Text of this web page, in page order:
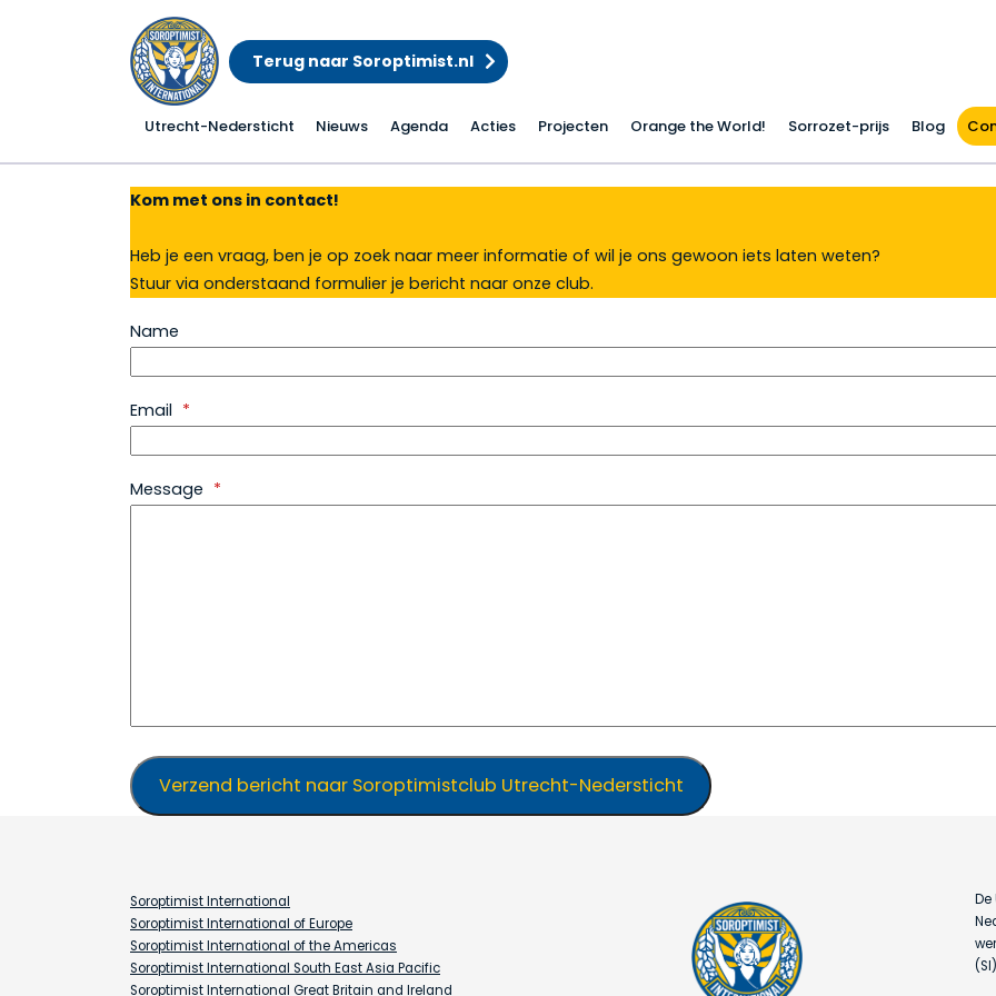
Terug naar Soroptimist.nl
Utrecht-Nedersticht Nieuws Agenda Acties Projecten Orange the World! Sorrozet-prijs Blog
ContactKom met ons in contact!
Heb je een vraag, ben je op zoek naar meer informatie of wil je ons gewoon iets laten weten?
Stuur via onderstaand formulier je bericht naar onze club.
Name
Email *
Message *
Verzend bericht naar Soroptimistclub Utrecht-Nedersticht
Soroptimist International
Soroptimist International of Europe
Soroptimist International of the Americas
Soroptimist International South East Asia Pacific
Soroptimist International Great Britain and Ireland